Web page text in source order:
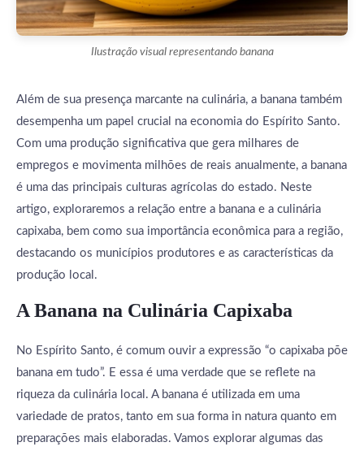
Ilustração visual representando banana
Além de sua presença marcante na culinária, a banana também
desempenha um papel crucial na economia do Espírito Santo.
Com uma produção significativa que gera milhares de
empregos e movimenta milhões de reais anualmente, a banana
é uma das principais culturas agrícolas do estado. Neste
artigo, exploraremos a relação entre a banana e a culinária
capixaba, bem como sua importância econômica para a região,
destacando os municípios produtores e as características da
produção local.
A Banana na Culinária Capixaba
No Espírito Santo, é comum ouvir a expressão “o capixaba põe
banana em tudo”. E essa é uma verdade que se reflete na
riqueza da culinária local. A banana é utilizada em uma
variedade de pratos, tanto em sua forma in natura quanto em
preparações mais elaboradas. Vamos explorar algumas das